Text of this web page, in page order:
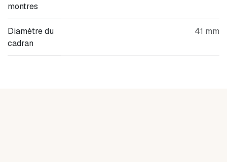
montres
Diamètre du
cadran
41 mm